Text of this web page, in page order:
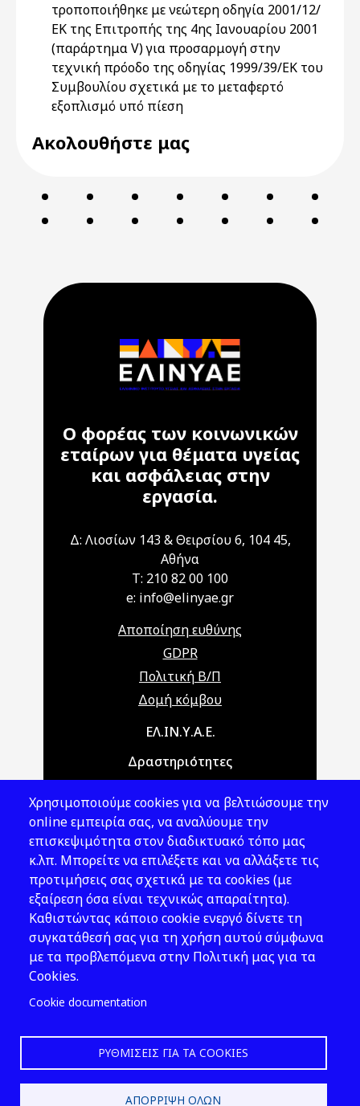
τροποποιήθηκε με νεώτερη οδηγία 2001/12/
ΕΚ της Επιτροπής της 4ης Ιανουαρίου 2001
(παράρτημα V) για προσαρμογή στην
τεχνική πρόοδο της οδηγίας 1999/39/ΕΚ του
Συμβουλίου σχετικά με το μεταφερτό
εξοπλισμό υπό πίεση
Ακολουθήστε μας
Ο φορέας των κοινωνικών
εταίρων για θέματα υγείας
και ασφάλειας στην
εργασία.
Δ: Λιοσίων 143 & Θειρσίου 6, 104 45,
Αθήνα
T: 210 82 00 100
e: info@elinyae.gr
Αποποίηση ευθύνης
GDPR
Πολιτική Β/Π
Δομή κόμβου
Main navigationΕΛ.ΙΝ.Υ.Α.Ε.
Δραστηριότητες
Νομοθεσία
Εκδόσεις
Νέα - Εκδηλώσεις
Ακολουθήστε μας
Χρησιμοποιούμε cookies για να βελτιώσουμε την
online εμπειρία σας, να αναλύουμε την
επισκεψιμότητα στον διαδικτυακό τόπο μας
κ.λπ. Μπορείτε να επιλέξετε και να αλλάξετε τις
προτιμήσεις σας σχετικά με τα cookies (με
εξαίρεση όσα είναι τεχνικώς απαραίτητα).
Καθιστώντας κάποιο cookie ενεργό δίνετε τη
συγκατάθεσή σας για τη χρήση αυτού σύμφωνα
με τα προβλεπόμενα στην Πολιτική μας για τα
Cookies.
Cookie documentation
ΡΥΘΜΊΣΕΙΣ ΓΙΑ ΤΑ COOKIES
ΑΠΌΡΡΙΨΗ ΌΛΩΝ
2026 © ΕΛ.ΙΝ.Υ.Α.Ε.